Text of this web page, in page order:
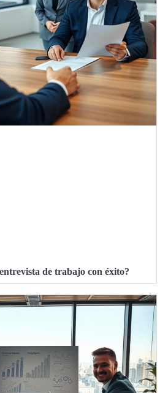
de trabajo con éxito?